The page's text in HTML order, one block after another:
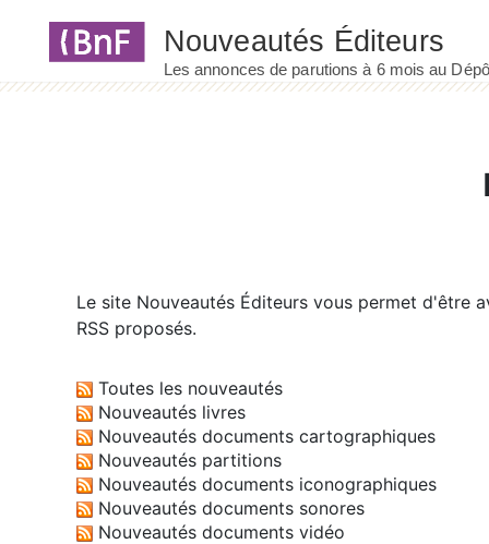
Le site Nouveautés Éditeurs vous permet d'être
RSS proposés.
Toutes les nouveautés
Nouveautés livres
Nouveautés documents cartographiques
Nouveautés partitions
Nouveautés documents iconographiques
Nouveautés documents sonores
Nouveautés documents vidéo